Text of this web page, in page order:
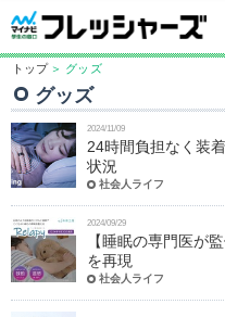
トップ ＞ グッズ
グッズ
2024/11/09
24時間負担なく装
状況
社会人ライフ
2024/09/29
【睡眠の専門医が
を再現
社会人ライフ